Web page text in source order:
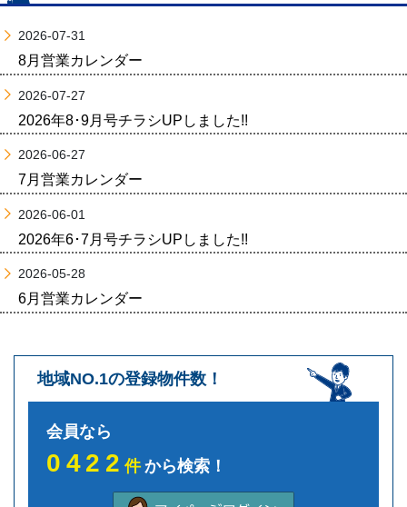
2026-07-31
8月営業カレンダー
2026-07-27
2026年8･9月号チラシUPしました!!
2026-06-27
7月営業カレンダー
2026-06-01
2026年6･7月号チラシUPしました!!
2026-05-28
6月営業カレンダー
地域NO.1の登録物件数！
会員なら
0422件から検索！